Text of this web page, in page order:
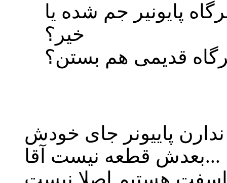
پایونیر جم شده یا
خیر؟
قدیمی هم بستن؟
پاییونر جای خودش
بعدش قطعه نیست آقا...